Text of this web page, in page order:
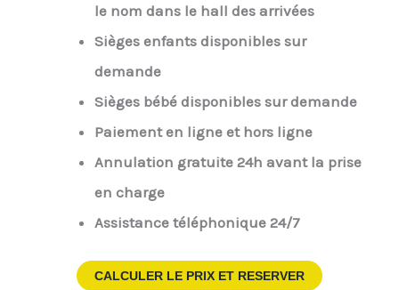
le nom dans le hall des arrivées
Sièges enfants disponibles sur
demande
Sièges bébé disponibles sur demande
Paiement en ligne et hors ligne
Annulation gratuite 24h avant la prise
en charge
Assistance téléphonique 24/7
CALCULER LE PRIX ET RESERVER